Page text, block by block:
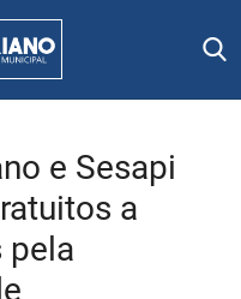
e Sesapi
a
pela